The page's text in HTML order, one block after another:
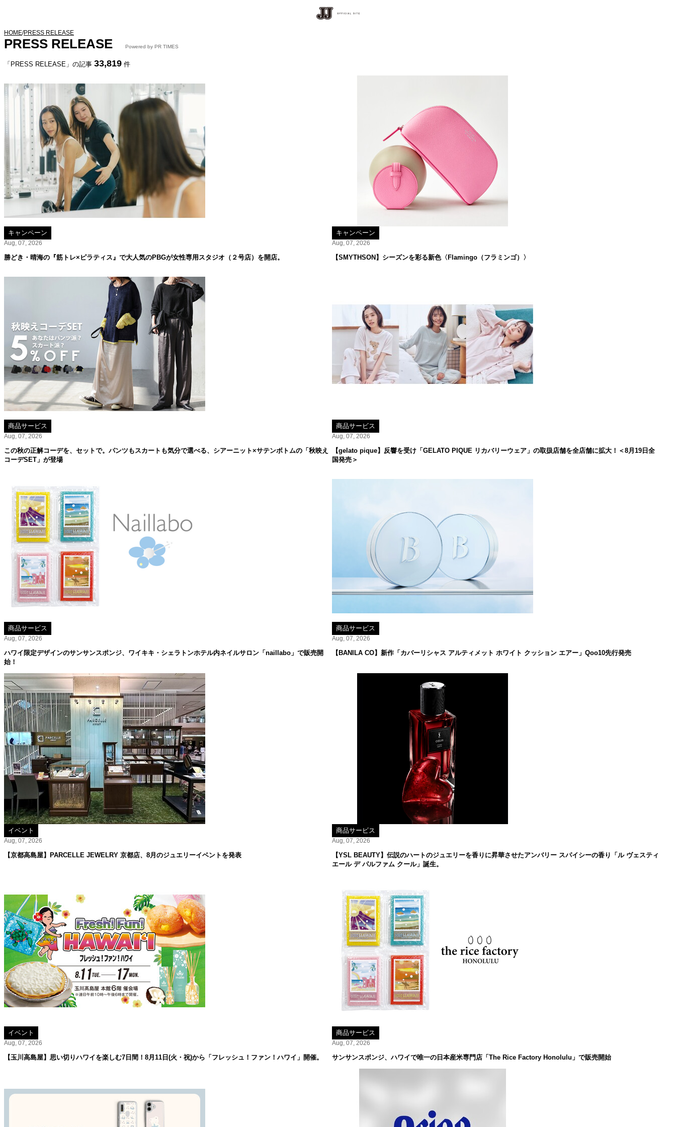
HOME/PRESS RELEASE
PRESS RELEASE Powered by PR TIMES
「PRESS RELEASE」の記事 33,819 件
キャンペーン
Aug, 07, 2026
勝どき・晴海の『筋トレ×ピラティス』で大人気のPBGが女性専用スタジオ（２号店）を開店。
キャンペーン
Aug, 07, 2026
【SMYTHSON】シーズンを彩る新色〈Flamingo（フラミンゴ）〉
商品サービス
Aug, 07, 2026
この秋の正解コーデを、セットで。パンツもスカートも気分で選べる、シアーニット×サテンボトムの「秋映え
コーデSET」が登場
商品サービス
Aug, 07, 2026
【gelato pique】反響を受け「GELATO PIQUE リカバリーウェア」の取扱店舗を全店舗に拡大！＜8月19日全
国発売＞
商品サービス
Aug, 07, 2026
ハワイ限定デザインのサンサンスポンジ、ワイキキ・シェラトンホテル内ネイルサロン「naillabo」で販売開
始！
商品サービス
Aug, 07, 2026
【BANILA CO】新作「カバーリシャス アルティメット ホワイト クッション エアー」Qoo10先行発売
イベント
Aug, 07, 2026
【京都高島屋】PARCELLE JEWELRY 京都店、8月のジュエリーイベントを発表
商品サービス
Aug, 07, 2026
【YSL BEAUTY】伝説のハートのジュエリーを香りに昇華させたアンバリー スパイシーの香り「ル ヴェスティ
エール デ パルファム クール」誕生。
イベント
Aug, 07, 2026
【玉川高島屋】思い切りハワイを楽しむ7日間！8月11日(火・祝)から「フレッシュ！ファン！ハワイ」開催。
商品サービス
Aug, 07, 2026
サンサンスポンジ、ハワイで唯一の日本産米専門店「The Rice Factory Honolulu」で販売開始